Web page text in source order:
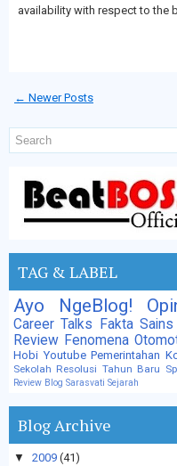
availability with respect to the
← Newer Posts
TAG & LABEL
Ayo NgeBlog!
Career Talks Fakta Sains
Review Fenomena
Hobi Youtube Pemerintahan
Sekolah Resolusi Tahun Baru
Review Blog Sarasvati Sejarah
Blog Archive
▼ 2009 (41)